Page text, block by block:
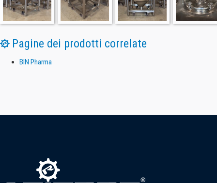
Pagine dei prodotti correlate
BIN Pharma